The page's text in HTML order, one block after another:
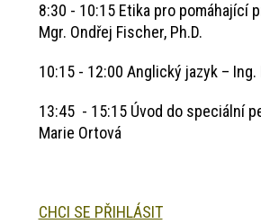
8:30 - 10:15 Etika pro pomáhající
Mgr. Ondřej Fischer, Ph.D.
10:15 - 12:00 Anglický jazyk – Ing.
13:45 - 15:15 Úvod do speciální
Marie Ortová
CHCI SE PŘIHLÁSIT